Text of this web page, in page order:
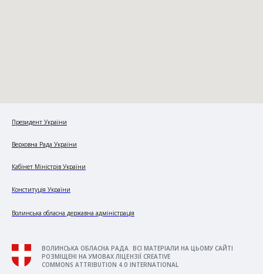
Президент України
Верховна Рада України
Кабінет Міністрів України
Конституція України
Волинська обласна державна адміністрація
ВОЛИНСЬКА ОБЛАСНА РАДА. ВСІ МАТЕРІАЛИ НА ЦЬОМУ САЙТІ
РОЗМІЩЕНІ НА УМОВАХ ЛІЦЕНЗІЇ CREATIVE
COMMONS ATTRIBUTION 4.0 INTERNATIONAL